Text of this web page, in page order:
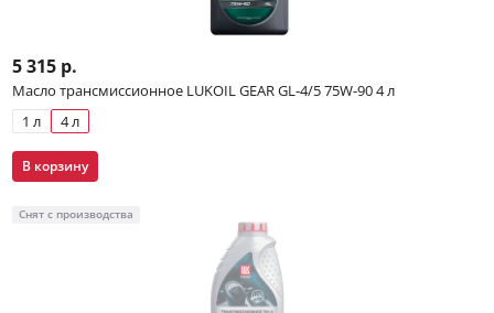
5 315 р.
Масло трансмиссионное LUKOIL GEAR GL-4/5 75W-90 4 л
1 л
4 л
В корзину
Снят с производства